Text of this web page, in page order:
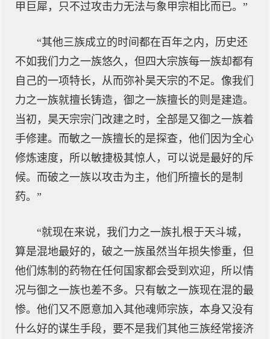
甲巨犀，只不过攻击力无法与象甲宗相比而已。”
“其他三族成立的时间都在百年之内，历史还
不如我们力之一族悠久，但四大宗族每一族却都有
自己的一项特长，从而弥补昊天宗的不足。像我们
力之一族就擅长铸造，御之一族擅长的则是建造。
当初，昊天宗宗门改建之时，全部是又御之一族着
手修建。而敏之一族擅长的是探查，他们因为全心
修炼速度，所以敏捷极其惊人，可以说是最好的斥
候。而破之一族以攻击为主，他们所擅长的是制
药。”
“就现在来说，我们力之一族扎根于天斗城，
算是混地最好的，破之一族虽然当年损失惨重，但
他们炼制的药物在任何国家都会受到欢迎，所以情
况与御之一族也差不多。只有敏之一族现在混的最
惨。他们又不愿意加入其他魂师宗族，本身又没有
什么好的谋生手段，要不是我们其他三族经常接济